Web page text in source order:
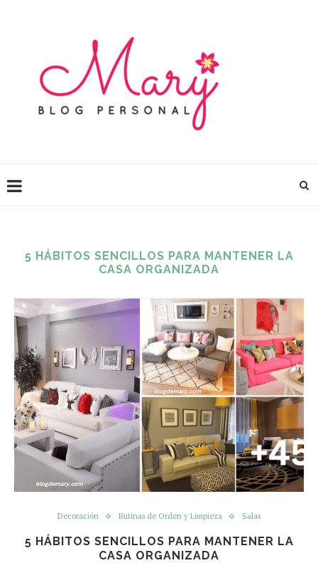
5 HÁBITOS SENCILLOS PARA MANTENER LA
CASA ORGANIZADA
Decoración Rutinas de Orden y Limpieza Salas
5 HÁBITOS SENCILLOS PARA MANTENER LA
CASA ORGANIZADA